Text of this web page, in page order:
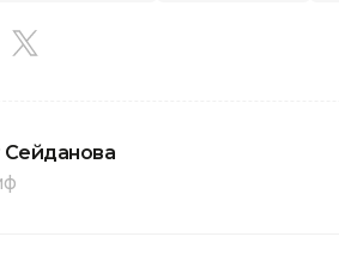
Сейданова